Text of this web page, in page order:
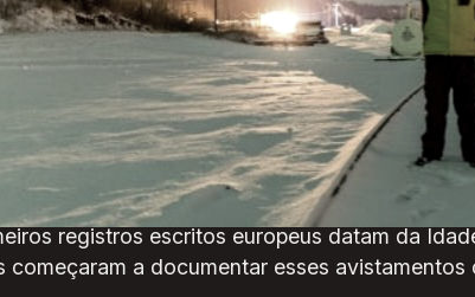
desde os povos nórdicos na Escandinávia
e interpretado esses eventos ao longo
30.000 antes de Cristo existem representações
magnon e de aborígenes, “o "homem de cro-
durante o período paleolítico superior, que vai
ele.
registros escritos europeus datam da
começaram a documentar esses avistamentos